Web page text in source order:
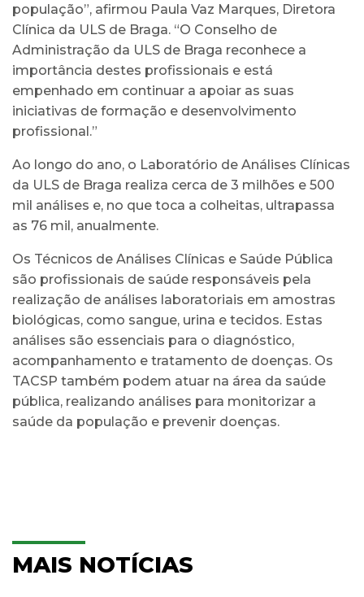
população”, afirmou Paula Vaz Marques, Diretora
Clínica da ULS de Braga. “O Conselho de
Administração da ULS de Braga reconhece a
importância destes profissionais e está
empenhado em continuar a apoiar as suas
iniciativas de formação e desenvolvimento
profissional.”
Ao longo do ano, o Laboratório de Análises Clínicas
da ULS de Braga realiza cerca de 3 milhões e 500
mil análises e, no que toca a colheitas, ultrapassa
as 76 mil, anualmente.
Os Técnicos de Análises Clínicas e Saúde Pública
são profissionais de saúde responsáveis pela
realização de análises laboratoriais em amostras
biológicas, como sangue, urina e tecidos. Estas
análises são essenciais para o diagnóstico,
acompanhamento e tratamento de doenças. Os
TACSP também podem atuar na área da saúde
pública, realizando análises para monitorizar a
saúde da população e prevenir doenças.
MAIS NOTÍCIAS